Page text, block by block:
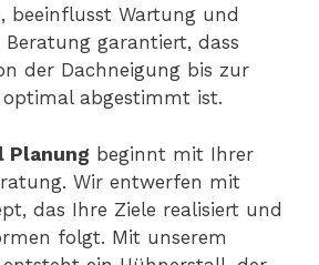
beeinflusst Wartung und
Beratung garantiert, dass
der Dachneigung bis zur
abgestimmt ist.
Planung beginnt mit Ihrer
Wir entwerfen mit
das Ihre Ziele realisiert und
folgt. Mit unserem